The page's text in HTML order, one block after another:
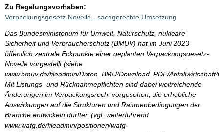
Zu Regelungsvorhaben:
Verpackungsgesetz-Novelle - sachgerechte Umsetzung
Das Bundesministerium für Umwelt, Naturschutz, nukleare
Sicherheit und Verbraucherschutz (BMUV) hat im Juni 2023
öffentlich zentrale Eckpunkte einer geplanten Verpackungsgesetz-
Novelle vorgestellt (siehe
www.bmuv.de/fileadmin/Daten_BMU/Download_PDF/
Mit Listungs- und Rücknahmepflichten sind dabei weitreichende
Änderungen im Verpackungsrecht vorgesehen, die erhebliche
Auswirkungen auf die Strukturen und Rahmenbedingungen der
Branche entwickeln dürften (vgl. weiterführend
www.wafg.de/fileadmin/positionen/wafg-